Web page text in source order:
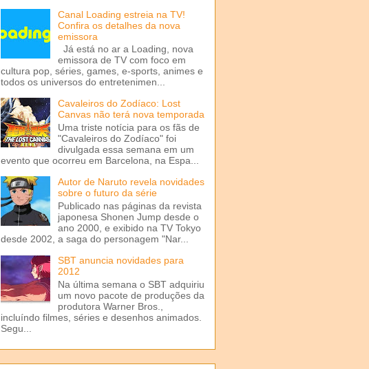
Canal Loading estreia na TV!
Confira os detalhes da nova
emissora
Já está no ar a Loading, nova
emissora de TV com foco em
cultura pop, séries, games, e-sports, animes e
todos os universos do entretenimen...
Cavaleiros do Zodíaco: Lost
Canvas não terá nova temporada
Uma triste notícia para os fãs de
"Cavaleiros do Zodíaco" foi
divulgada essa semana em um
evento que ocorreu em Barcelona, na Espa...
Autor de Naruto revela novidades
sobre o futuro da série
Publicado nas páginas da revista
japonesa Shonen Jump desde o
ano 2000, e exibido na TV Tokyo
desde 2002, a saga do personagem "Nar...
SBT anuncia novidades para
2012
Na última semana o SBT adquiriu
um novo pacote de produções da
produtora Warner Bros.,
incluíndo filmes, séries e desenhos animados.
Segu...